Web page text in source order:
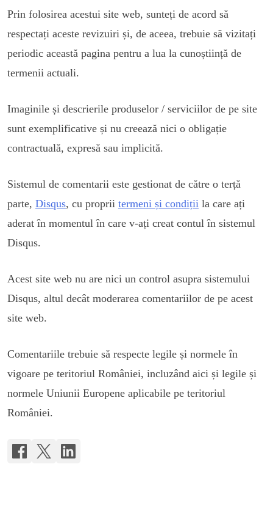
Prin folosirea acestui site web, sunteți de acord să
respectați aceste revizuiri și, de aceea, trebuie să vizitați
periodic această pagina pentru a lua la cunoștiință de
termenii actuali.
Imaginile și descrierile produselor / serviciilor de pe site
sunt exemplificative și nu creează nici o obligație
contractuală, expresă sau implicită.
Sistemul de comentarii este gestionat de către o terță
parte, Disqus, cu proprii termeni și condiții la care ați
aderat în momentul în care v-ați creat contul în sistemul
Disqus.
Acest site web nu are nici un control asupra sistemului
Disqus, altul decât moderarea comentariilor de pe acest
site web.
Comentariile trebuie să respecte legile și normele în
vigoare pe teritoriul României, incluzând aici și legile și
normele Uniunii Europene aplicabile pe teritoriul
României.